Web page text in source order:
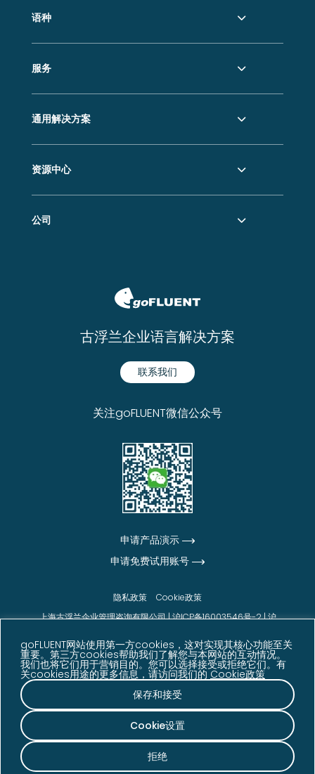
goFLUENT网站使用第一方cookies，这对实现其核心功能至关
重要。第三方cookies帮助我们了解您与本网站的互动情况。
我们也将它们用于营销目的。您可以选择接受或拒绝它们。有
关cookies用途的更多信息，请访问我们的Cookie政策
Cookie设置
拒绝
保存和接受
语种
服务
通用解决方案
资源中心
公司
古浮兰企业语言解决方案
联系我们
关注goFLUENT微信公众号
申请产品演示
申请免费试用账号
隐私政策
Cookie政策
上海古浮兰企业管理咨询有限公司 |沪ICP备16003546号-2|沪
© goFLUENT 2026版权所有
声明：本网站展示的信息、数据及客户反馈内容来源于
goFLUENT 内部数据、客户反馈、调研结果及其他相关
资料，仅供参考。相关数据可能因业务发展、统计周期